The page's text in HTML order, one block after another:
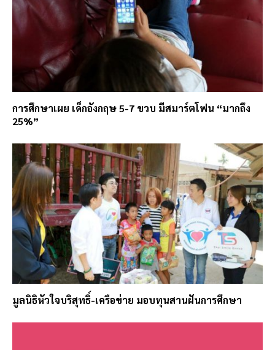
การศึกษาเผย เด็กอังกฤษ 5-7 ขวบ มีสมาร์ตโฟน “มากถึง
25%”
มูลนิธิหัวใจบริสุทธิ์-เครือข่าย มอบทุนสานฝันการศึกษา